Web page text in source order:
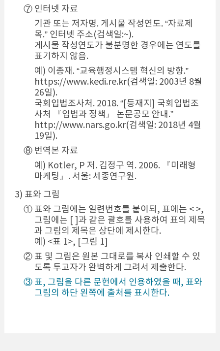
⑦ 인터넷 자료
기관 또는 저자명. 게시물 작성연도. “자료제
목.” 인터넷 주소(검색일:~).
게시물 작성연도가 불분명한 경우에는 연도를
표기하지 않음.
예) 이종재. “교육행정시스템 혁신의 방향.”
https://www.kedi.re.kr(검색일: 2003년 8월
26일).
국회입법조사처. 2018. “[등재지] 국회입법조
사처 『입법과 정책』 논문공모 안내.”
http://www.nars.go.kr(검색일: 2018년 4월
19일).
⑧ 번역본 자료
예) Kotler, P 저. 김정구 역. 2006. 『미래형
마케팅』. 서울: 세종연구원.
3) 표와 그림
① 표와 그림에는 일련번호를 붙이되, 표에는 < >,
그림에는 [ ]과 같은 괄호를 사용하여 표의 제목
과 그림의 제목은 상단에 제시한다.
예) <표 1>, [그림 1]
② 표 및 그림은 원본 그대로를 복사 인쇄할 수 있
도록 투고자가 완벽하게 그려서 제출한다.
③ 표, 그림을 다른 문헌에서 인용하였을 때, 표와
그림의 하단 왼쪽에 출처를 표시한다.